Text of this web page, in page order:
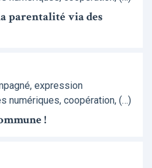
parentalité via des
expression
numériques, coopération, (…)
!